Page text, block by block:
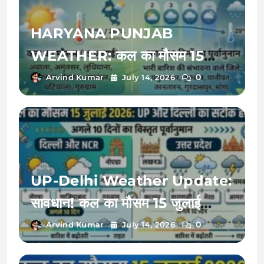
HARYANA PUNJAB
WEATHER: कल का मौसम 15
जुलाई 2026 को बदलेगी करवट, अगले
10 दिनों तक इन जिलों में भारी बारिश का
रेड अलर्ट!
Arvind Kumar July 14, 2026 0
UP-Delhi Weather Update:
सावधान! कल का मौसम 15 जुलाई
2026 को बदलेगा मिजाज, जानें अगले
10 दिनों का भारी बारिश और उमस का
Arvind Kumar July 14, 2026 0